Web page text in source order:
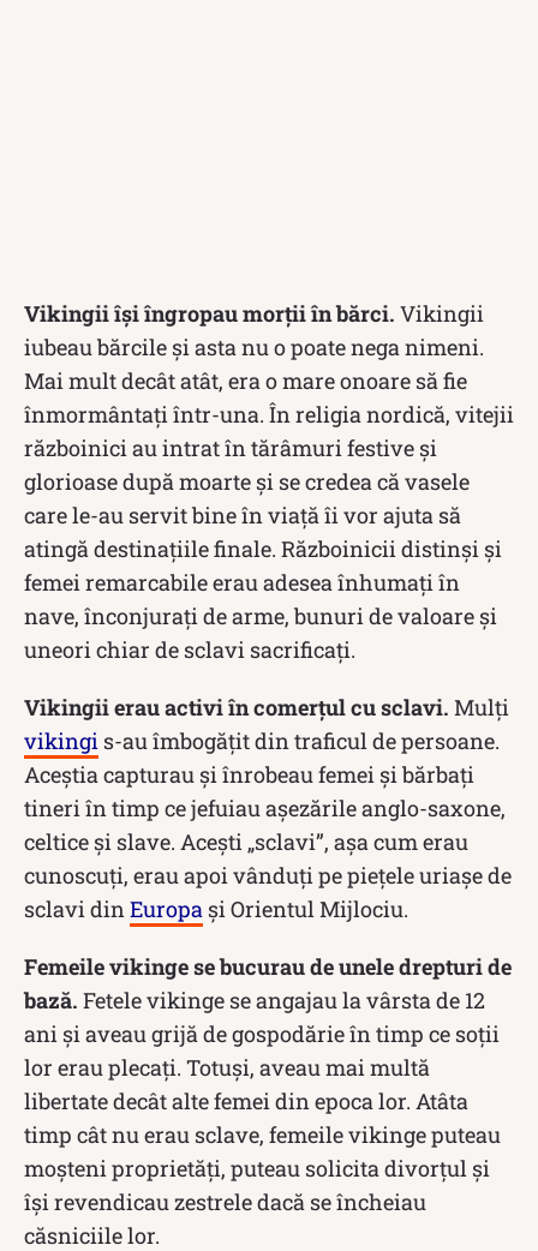
Vikingii își îngropau morții în bărci. Vikingii
iubeau bărcile și asta nu o poate nega nimeni.
Mai mult decât atât, era o mare onoare să fie
înmormântați într-una. În religia nordică, vitejii
războinici au intrat în tărâmuri festive și
glorioase după moarte și se credea că vasele
care le-au servit bine în viață îi vor ajuta să
atingă destinațiile finale. Războinicii distinși și
femei remarcabile erau adesea înhumați în
nave, înconjurați de arme, bunuri de valoare și
uneori chiar de sclavi sacrificați.
Vikingii erau activi în comerțul cu sclavi. Mulți
vikingi s-au îmbogățit din traficul de persoane.
Aceștia capturau și înrobeau femei și bărbați
tineri în timp ce jefuiau așezările anglo-saxone,
celtice și slave. Acești „sclavi”, așa cum erau
cunoscuți, erau apoi vânduți pe piețele uriașe de
sclavi din Europa și Orientul Mijlociu.
Femeile vikinge se bucurau de unele drepturi de
bază. Fetele vikinge se angajau la vârsta de 12
ani și aveau grijă de gospodărie în timp ce soții
lor erau plecați. Totuși, aveau mai multă
libertate decât alte femei din epoca lor. Atâta
timp cât nu erau sclave, femeile vikinge puteau
moșteni proprietăți, puteau solicita divorțul și
își revendicau zestrele dacă se încheiau
căsniciile lor.